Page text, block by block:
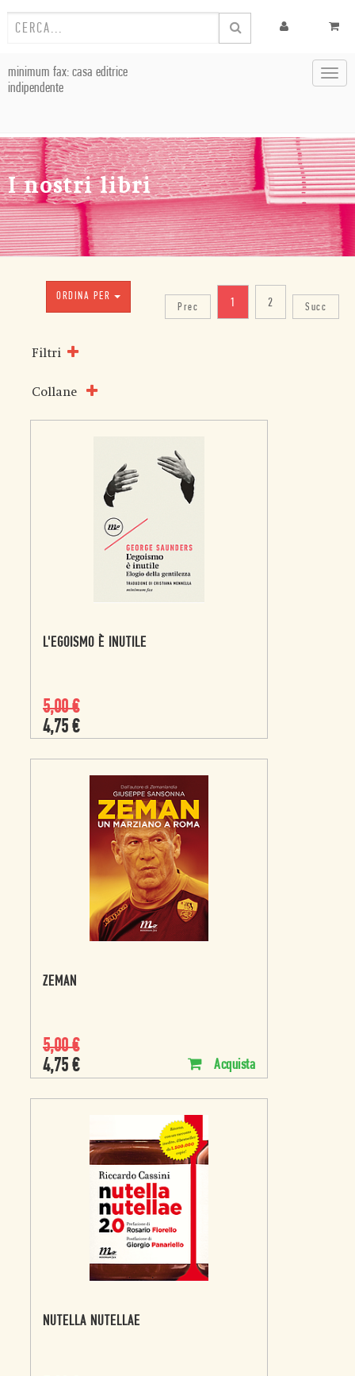
minimum fax: casa editrice
indipendente
I nostri libri
Prec 1 2 Succ
ORDINA PER
Filtri
Collane
L'EGOISMO È INUTILE
5,00€
4,75 €
ZEMAN
5,00€
4,75 € Acquista
NUTELLA NUTELLAE